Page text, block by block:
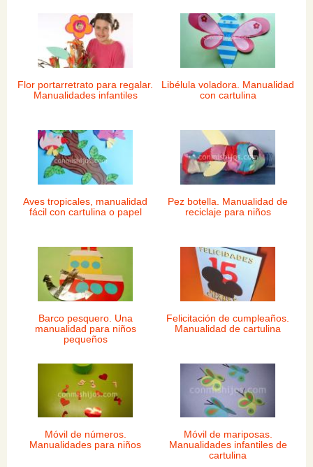
Flor portarretrato para regalar.
Manualidades infantiles
Libélula voladora. Manualidad
con cartulina
Aves tropicales, manualidad
fácil con cartulina o papel
Pez botella. Manualidad de
reciclaje para niños
Barco pesquero. Una
manualidad para niños
pequeños
Felicitación de cumpleaños.
Manualidad de cartulina
Móvil de números.
Manualidades para niños
Móvil de mariposas.
Manualidades infantiles de
cartulina